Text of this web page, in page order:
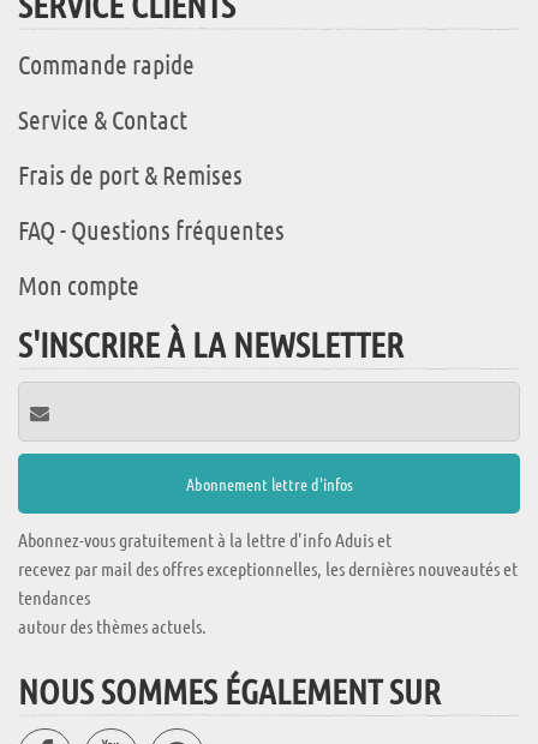
Commande rapide
Service & Contact
Frais de port & Remises
FAQ - Questions fréquentes
Mon compte
S'INSCRIRE À LA NEWSLETTER
Abonnez-vous gratuitement à la lettre d'info Aduis et
recevez par mail des offres exceptionnelles, les dernières nouveautés et
tendances
autour des thèmes actuels.
NOUS SOMMES ÉGALEMENT SUR